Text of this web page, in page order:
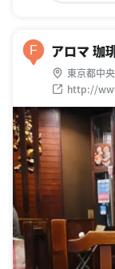
F アロマ 珈
東京都中
http://